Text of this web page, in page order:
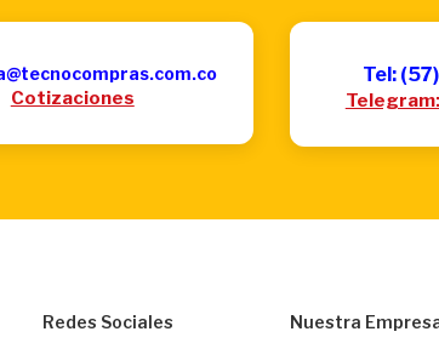
Cotizaciones
Tel:
Redes Sociales Nuestra